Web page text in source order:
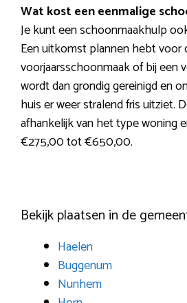
Wat kost een eenmalige
Je kunt een schoonmaakhulp
Een uitkomst plannen hebt voor
voorjaarsschoonmaak of bij een
wordt dan grondig gereinigd en
huis er weer stralend fris uitziet.
afhankelijk van het type woning
€275,00 tot €650,00.
Bekijk plaatsen in de
Haelen
Buggenum
Nunhem